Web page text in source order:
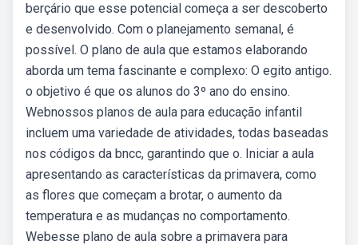
berçário que esse potencial começa a ser descoberto
e desenvolvido. Com o planejamento semanal, é
possível. O plano de aula que estamos elaborando
aborda um tema fascinante e complexo: O egito antigo.
o objetivo é que os alunos do 3º ano do ensino.
Webnossos planos de aula para educação infantil
incluem uma variedade de atividades, todas baseadas
nos códigos da bncc, garantindo que o. Iniciar a aula
apresentando as características da primavera, como
as flores que começam a brotar, o aumento da
temperatura e as mudanças no comportamento.
Webesse plano de aula sobre a primavera para